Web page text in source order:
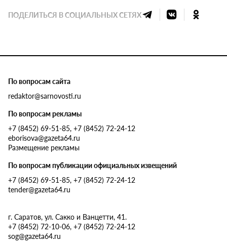
ПОДЕЛИТЬСЯ В СОЦИАЛЬНЫХ СЕТЯХ
По вопросам сайта
redaktor@sarnovosti.ru
По вопросам рекламы
+7 (8452) 69-51-85, +7 (8452) 72-24-12
eborisova@gazeta64.ru
Размещение рекламы
По вопросам публикации официальных извещений
+7 (8452) 69-51-85, +7 (8452) 72-24-12
tender@gazeta64.ru
г. Саратов, ул. Сакко и Ванцетти, 41.
+7 (8452) 72-10-06, +7 (8452) 72-24-12
sog@gazeta64.ru